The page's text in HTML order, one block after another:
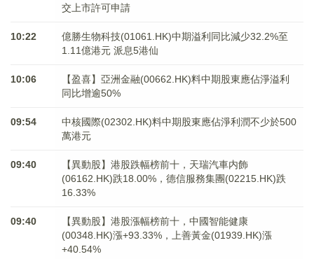
交上市許可申請
10:22
億勝生物科技(01061.HK)中期溢利同比減少32.2%至
1.11億港元 派息5港仙
10:06
【盈喜】亞洲金融(00662.HK)料中期股東應佔淨溢利
同比增逾50%
09:54
中核國際(02302.HK)料中期股東應佔淨利潤不少於500
萬港元
09:40
【異動股】港股跌幅榜前十，天瑞汽車内飾
(06162.HK)跌18.00%，德信服務集團(02215.HK)跌
16.33%
09:40
【異動股】港股漲幅榜前十，中國智能健康
(00348.HK)漲+93.33%，上善黃金(01939.HK)漲
+40.54%